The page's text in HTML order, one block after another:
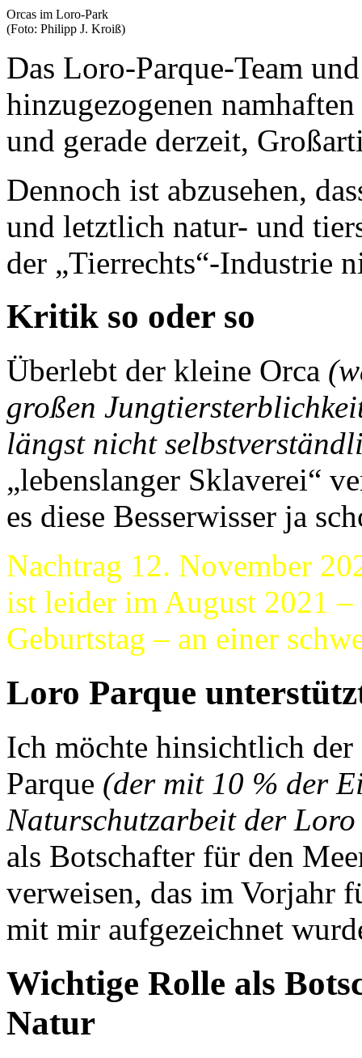
Orcas im Loro-Park
(Foto: Philipp J. Kroiß)
Das Loro-Parque-Team
hinzugezogenen
und gerade derzeit,
Dennoch ist abzusehen,
und letztlich natur- und
der „Tierrechts“-Industrie
Kritik so oder so
Überlebt der kleine Orca
großen
längst nicht
„lebenslanger Sklaverei“
es diese Besserwisser ja
Nachtrag 12. November
ist leider im August 2021
Geburtstag – an einer
Loro Parque
Ich möchte hinsichtlich
Parque (der mit 10 % der
Naturschutzarbeit der
als Botschafter für den
verweisen, das im Vorjahr
mit mir aufgezeichnet
Wichtige Rolle als
Natur